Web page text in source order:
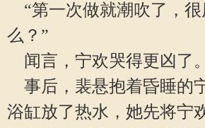
“第一次做就潮吹了，
么？”
闻言，宁欢哭得更凶了。
事后，裴悬抱着昏睡的
浴缸放了热水，她先将宁